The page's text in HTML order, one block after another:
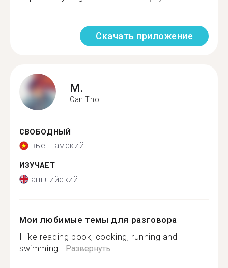
Скачать приложение
M.
Can Tho
СВОБОДНЫЙ
вьетнамский
ИЗУЧАЕТ
английский
Мои любимые темы для разговора
I like reading book, cooking, running and
swimming... Развернуть